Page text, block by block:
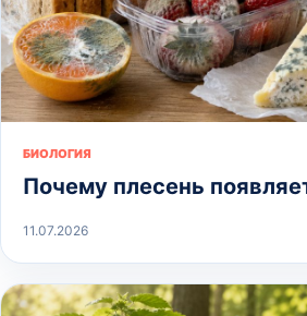
БИОЛОГИЯ
Почему плесень
11.07.2026